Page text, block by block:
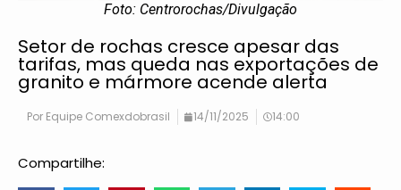
Foto: Centrorochas/Divulgação
Setor de rochas cresce apesar das
tarifas, mas queda nas exportações de
granito e mármore acende alerta
Por Equipe Comexdobrasil 14/11/2025 14:00
Compartilhe: